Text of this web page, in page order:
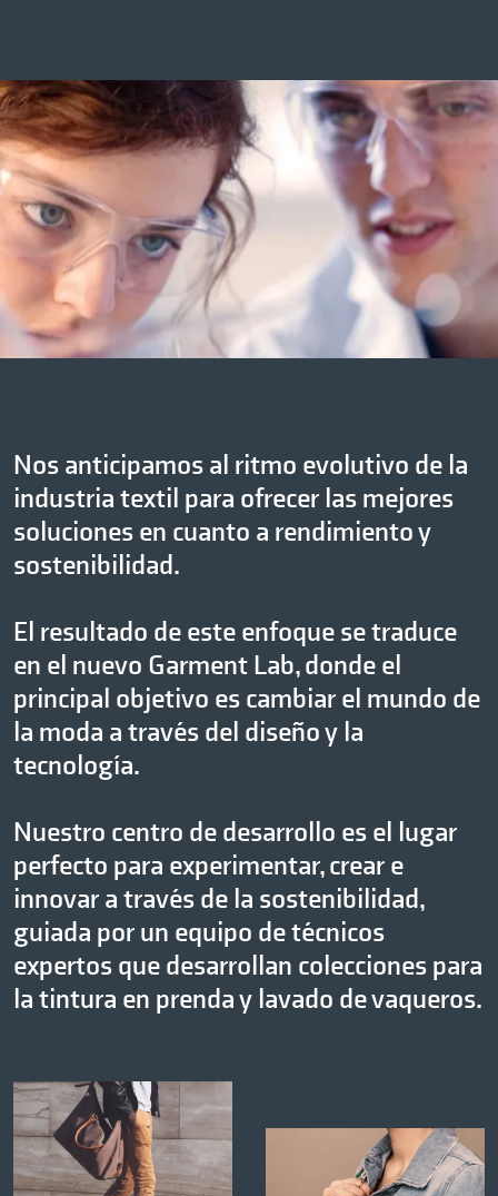
Nos anticipamos al ritmo evolutivo de la
industria textil para ofrecer las mejores
soluciones en cuanto a rendimiento y
sostenibilidad.
El resultado de este enfoque se traduce
en el nuevo Garment Lab, donde el
principal objetivo es cambiar el mundo de
la moda a través del diseño y la
tecnología.
Nuestro centro de desarrollo es el lugar
perfecto para experimentar, crear e
innovar a través de la sostenibilidad,
guiada por un equipo de técnicos
expertos que desarrollan colecciones para
la tintura en prenda y lavado de vaqueros.